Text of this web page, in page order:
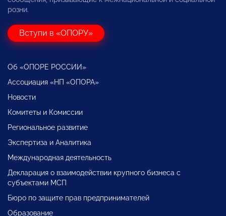
розни.
Вступи в «ОПОРУ»
Об «ОПОРЕ РОССИИ»
Ассоциация «НП «ОПОРА»
Новости
Комитеты и Комиссии
Региональное развитие
Экспертиза и Аналитика
Международная деятельность
Декларация о взаимодействии крупного бизнеса с
субъектами МСП
Бюро по защите прав предпринимателей
Образование